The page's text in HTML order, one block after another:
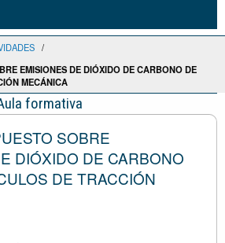
/
EMISIONES DE DIÓXIDO DE CARBONO DE
MECÁNICA
formativa
SOBRE
DIÓXIDO DE CARBONO
DE TRACCIÓN